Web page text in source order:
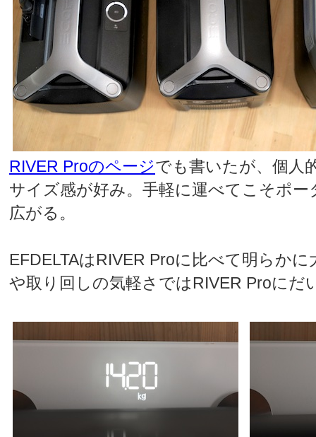
RIVER Proのページでも書いたが、個人
サイズ感が好み。手軽に運べてこそポ
広がる。
EFDELTAはRIVER Proに比べて明らか
や取り回しの気軽さではRIVER Proにだ